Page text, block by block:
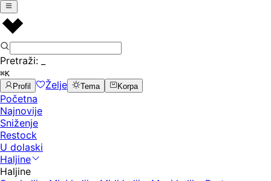
Pretraži:
⌘K
Profil
Želje Tema Korpa
Početna
Najnovije
Sniženje
Restock
U dolaski
Haljine
Haljine